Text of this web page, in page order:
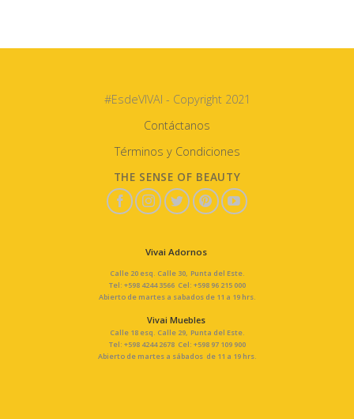
#EsdeVIVAI - Copyright 2021
Contáctanos
Términos y Condiciones
THE SENSE OF BEAUTY
Vivai Adornos
Calle 20 esq. Calle 30, Punta del Este.
Tel: +598 4244 3566 Cel: +598 96 215 000
Abierto de martes a sabados de 11 a 19 hrs.
Vivai Muebles
Calle 18 esq. Calle 29, Punta del Este.
Tel: +598 4244 2678 Cel: +598 97 109 900
Abierto de martes a sábados de 11 a 19 hrs.